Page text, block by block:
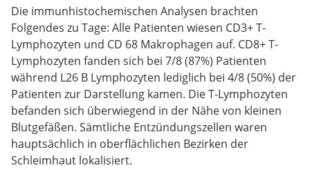
Die immunhistochemischen Analysen brachten
Folgendes zu Tage: Alle Patienten wiesen CD3+ T-
Lymphozyten und CD 68 Makrophagen auf. CD8+ T-
Lymphozyten fanden sich bei 7/8 (87%) Patienten
während L26 B Lymphozyten lediglich bei 4/8 (50%) der
Patienten zur Darstellung kamen. Die T-Lymphozyten
befanden sich überwiegend in der Nähe von kleinen
Blutgefäßen. Sämtliche Entzündungszellen waren
hauptsächlich in oberflächlichen Bezirken der
Schleimhaut lokalisiert.